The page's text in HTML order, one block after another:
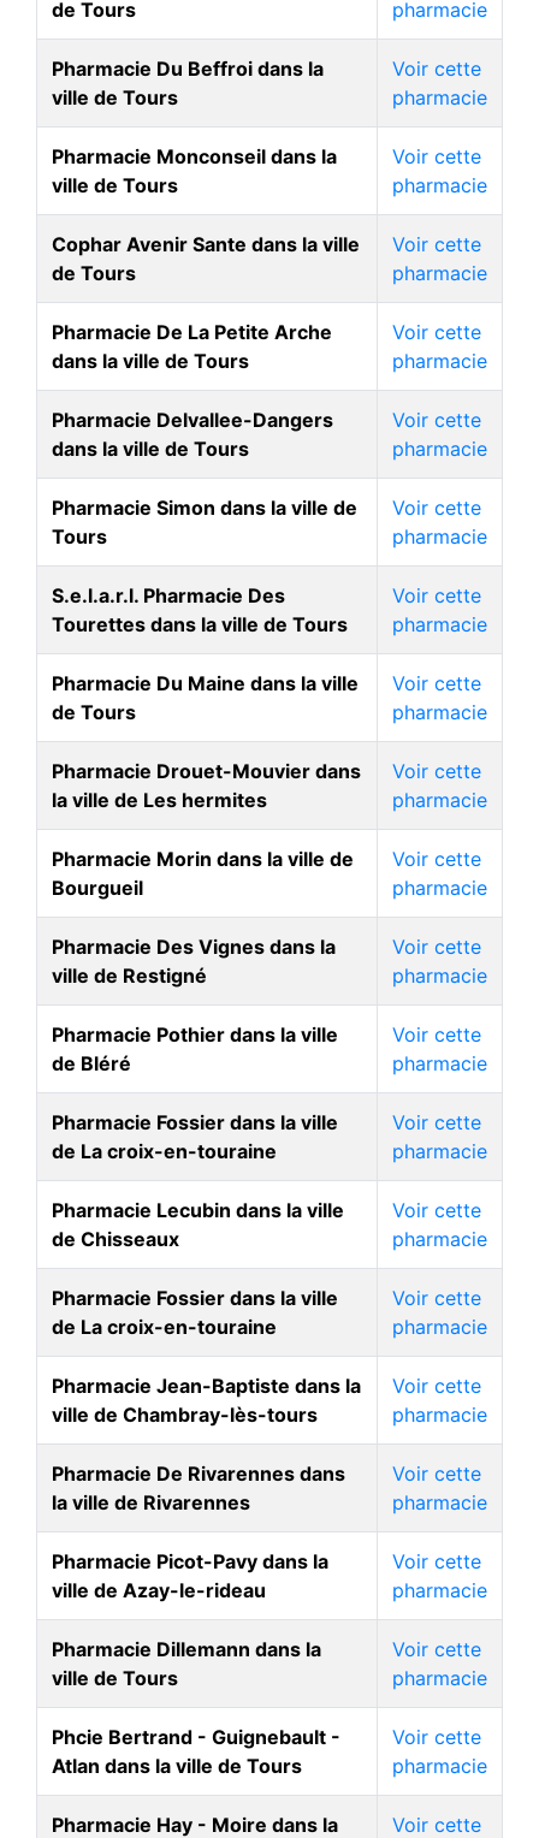
de Tours
pharmacie
Pharmacie Du Beffroi dans la
ville de Tours
Voir cette
pharmacie
Pharmacie Monconseil dans la
ville de Tours
Voir cette
pharmacie
Cophar Avenir Sante dans la ville
de Tours
Voir cette
pharmacie
Pharmacie De La Petite Arche
dans la ville de Tours
Voir cette
pharmacie
Pharmacie Delvallee-Dangers
dans la ville de Tours
Voir cette
pharmacie
Pharmacie Simon dans la ville de
Tours
Voir cette
pharmacie
S.e.l.a.r.l. Pharmacie Des
Tourettes dans la ville de Tours
Voir cette
pharmacie
Pharmacie Du Maine dans la ville
de Tours
Voir cette
pharmacie
Pharmacie Drouet-Mouvier dans
la ville de Les hermites
Voir cette
pharmacie
Pharmacie Morin dans la ville de
Bourgueil
Voir cette
pharmacie
Pharmacie Des Vignes dans la
ville de Restigné
Voir cette
pharmacie
Pharmacie Pothier dans la ville
de Bléré
Voir cette
pharmacie
Pharmacie Fossier dans la ville
de La croix-en-touraine
Voir cette
pharmacie
Pharmacie Lecubin dans la ville
de Chisseaux
Voir cette
pharmacie
Pharmacie Fossier dans la ville
de La croix-en-touraine
Voir cette
pharmacie
Pharmacie Jean-Baptiste dans la
ville de Chambray-lès-tours
Voir cette
pharmacie
Pharmacie De Rivarennes dans
la ville de Rivarennes
Voir cette
pharmacie
Pharmacie Picot-Pavy dans la
ville de Azay-le-rideau
Voir cette
pharmacie
Pharmacie Dillemann dans la
ville de Tours
Voir cette
pharmacie
Phcie Bertrand - Guignebault -
Atlan dans la ville de Tours
Voir cette
pharmacie
Pharmacie Hay - Moire dans la
Voir cette